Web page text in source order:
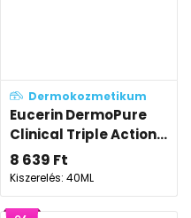
Dermokozmetikum
Eucerin DermoPure
Clinical Triple Action...
8 639 Ft
Kiszerelés: 40ML